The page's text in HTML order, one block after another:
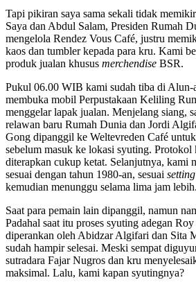
Tapi pikiran saya sama sekali tidak
Saya dan Abdul Salam, Presiden Rumah
mengelola Rendez Vous Café, justru
kaos dan tumbler kepada para kru. Kami
produk jualan khusus merchendise BSR.
Pukul 06.00 WIB kami sudah tiba di Alun-
membuka mobil Perpustakaan Keliling
menggelar lapak jualan. Menjelang siang,
relawan baru Rumah Dunia dan Jordi
Gong dipanggil ke Weltevreden Café
sebelum masuk ke lokasi syuting. Protokol
diterapkan cukup ketat. Selanjutnya, kami
sesuai dengan tahun 1980-an, sesuai setting
kemudian menunggu selama lima jam lebih.
Saat para pemain lain dipanggil, namun
Padahal saat itu proses syuting adegan
diperankan oleh Abidzar Algifari dan Sita
sudah hampir selesai. Meski sempat
sutradara Fajar Nugros dan kru
maksimal. Lalu, kami kapan syutingnya?